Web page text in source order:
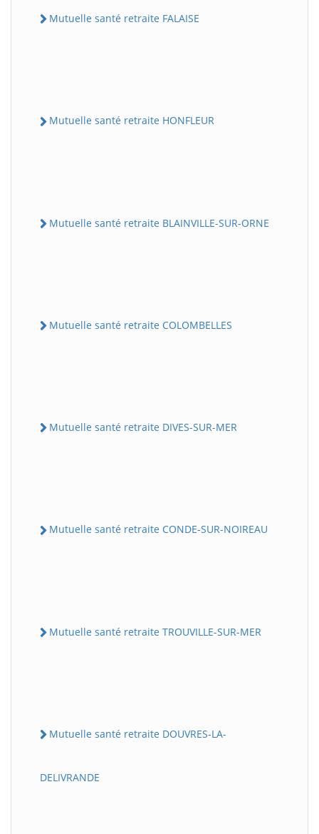
Mutuelle santé retraite FALAISE
Mutuelle santé retraite HONFLEUR
Mutuelle santé retraite BLAINVILLE-SUR-ORNE
Mutuelle santé retraite COLOMBELLES
Mutuelle santé retraite DIVES-SUR-MER
Mutuelle santé retraite CONDE-SUR-NOIREAU
Mutuelle santé retraite TROUVILLE-SUR-MER
Mutuelle santé retraite DOUVRES-LA-
DELIVRANDE